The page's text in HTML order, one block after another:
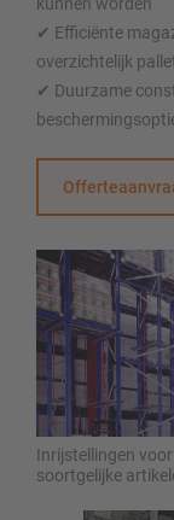
✔ Efficiënte
overzichtelijk
✔ Duurzame
Inrijstellingen
soortgelijke